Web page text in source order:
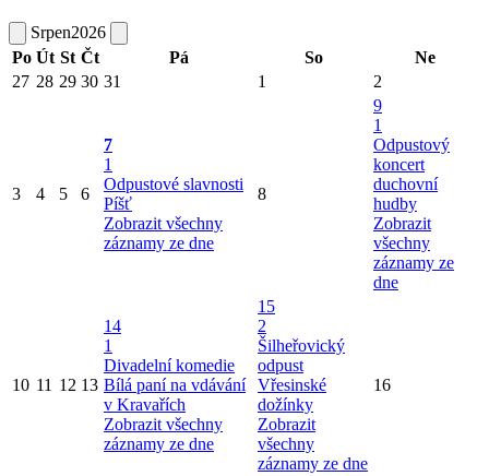
Srpen2026
Po Út St Čt Pá So
Ne
27 28 29 30 31 1 2
3 4 5 6
7
1
Odpustové slavnosti
Píšť
Zobrazit všechny
záznamy ze dne
8
9
1
Odpustový
koncert
duchovní
hudby
Zobrazit
všechny
záznamy ze
dne
10 11 12 13
14
1
Divadelní komedie
Bílá paní na vdávání
v Kravařích
Zobrazit všechny
záznamy ze dne
15
2
Šilheřovický
odpust
Vřesinské
dožínky
Zobrazit
všechny
záznamy ze dne
16